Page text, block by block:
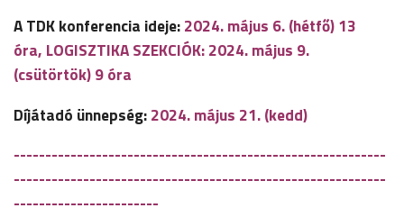
A TDK konferencia ideje:2024. május 6. (hétfő) 13
óra, LOGISZTIKA SZEKCIÓK: 2024. május 9.
(csütörtök) 9 óra
Díjátadó ünnepség:2024. május 21. (kedd)
-----------------------------------------------------------
-----------------------------------------------------------
-----------------------